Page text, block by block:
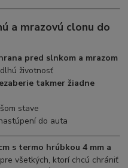
a mrazovú clonu do
pred slnkom a mrazom
životnosť
takmer žiadne
stave
do auta
s termo hrúbkou 4 mm a
všetkých, ktorí chcú chrániť